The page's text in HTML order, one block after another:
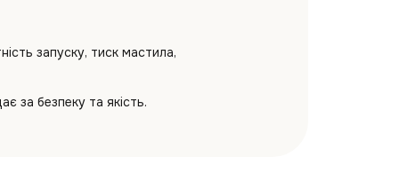
запуску, тиск мастила,
за безпеку та якість.